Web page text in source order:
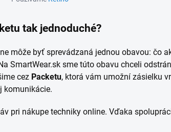
tak jednoduché?
môže byť sprevádzaná jednou obavou: čo
SmartWear.sk sme túto obavu chceli
cez Packetu, ktorá vám umožní zásielku
komunikácie.
pri nákupe techniky online. Vďaka